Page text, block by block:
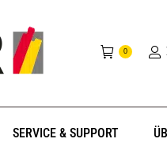
0
SERVICE & SUPPORT